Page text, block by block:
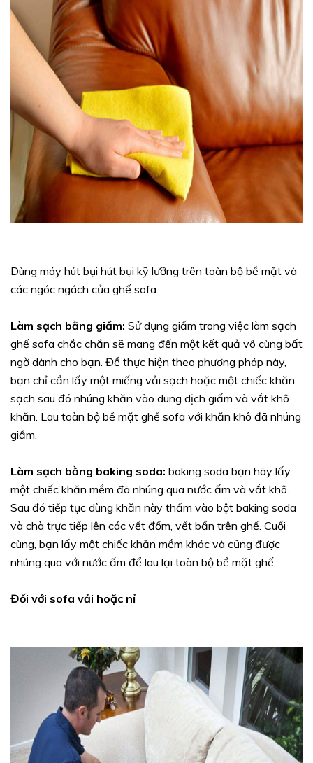
Dùng máy hút bụi hút bụi kỹ lưỡng trên toàn bộ bề mặt và
các ngóc ngách của ghế sofa.
Làm sạch bằng giẩm: Sử dụng giấm trong việc làm sạch
ghế sofa chắc chắn sẽ mang đến một kết quả vô cùng bất
ngờ dành cho bạn. Để thực hiện theo phương pháp này,
bạn chỉ cần lấy một miếng vải sạch hoặc một chiếc khăn
sạch sau đó nhúng khăn vào dung dịch giấm và vắt khô
khăn. Lau toàn bộ bề mặt ghế sofa với khăn khô đã nhúng
giấm.
Làm sạch bằng baking soda: baking soda bạn hãy lấy
một chiếc khăn mềm đã nhúng qua nước ấm và vắt khô.
Sau đó tiếp tục dùng khăn này thấm vào bột baking soda
và chà trực tiếp lên các vết đốm, vết bẩn trên ghế. Cuối
cùng, bạn lấy một chiếc khăn mềm khác và cũng được
nhúng qua với nước ấm để lau lại toàn bộ bề mặt ghế.
Đối với sofa vải hoặc nỉ